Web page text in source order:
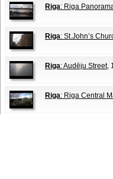
Riga: Riga
Riga: St.John’s
Riga: Audēju Street,
Riga: Riga Central